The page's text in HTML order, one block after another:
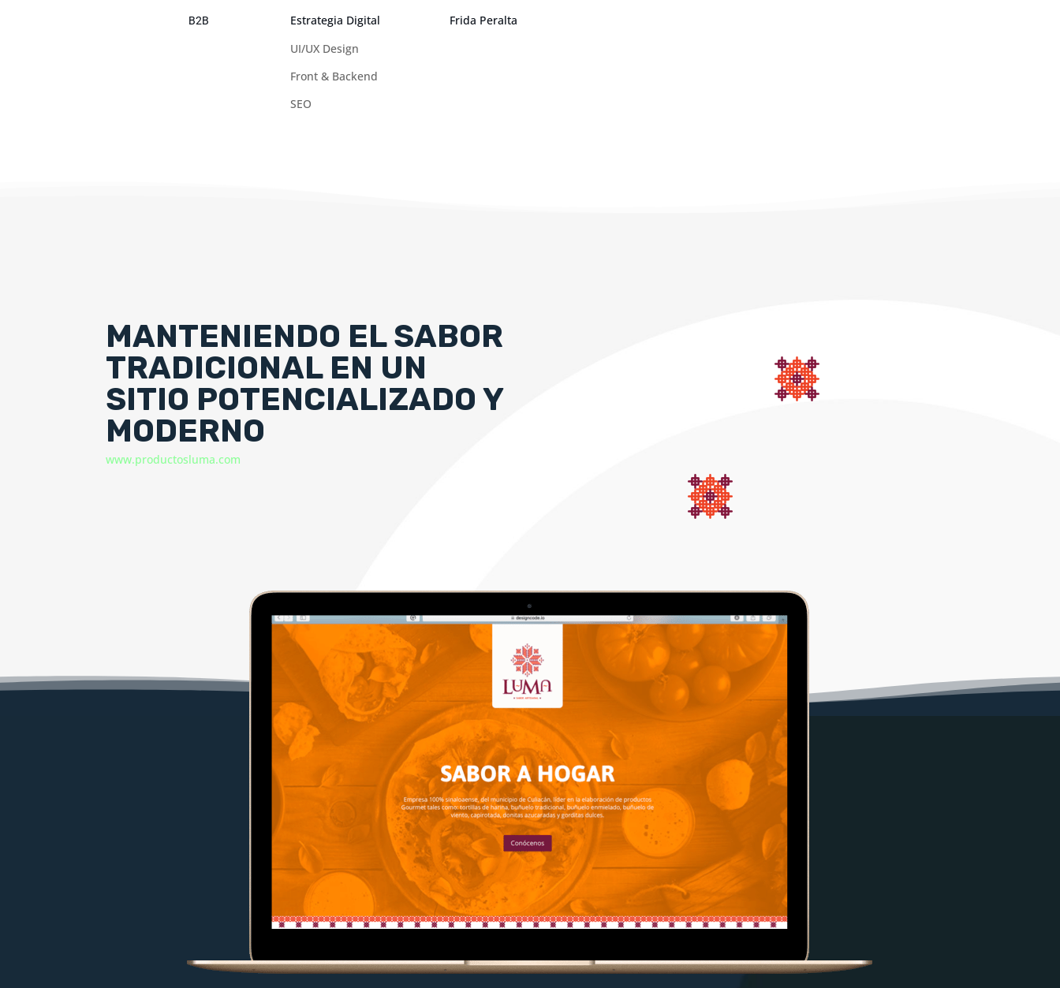
B2B Estrategia Digital
Frida Peralta
UI/UX Design
Front & Backend
SEO
MANTENIENDO EL SABOR
TRADICIONAL EN UN
SITIO POTENCIALIZADO Y
MODERNO
www.productosluma.com